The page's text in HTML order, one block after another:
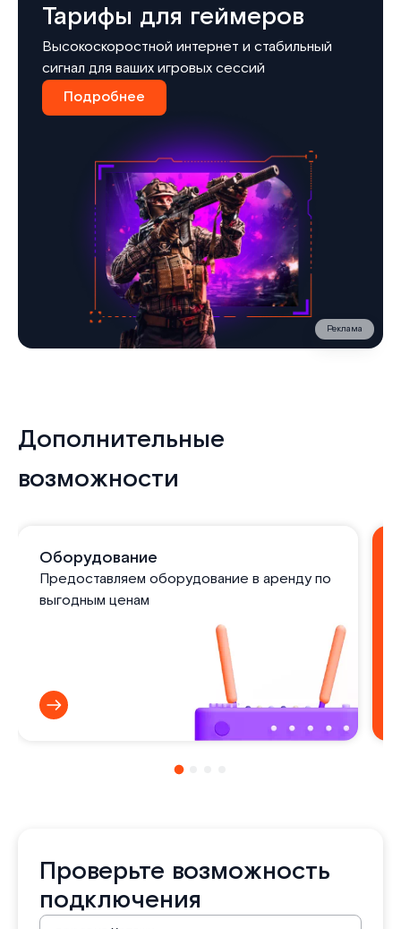
Реклама
Тарифы для геймеров
Высокоскоростной интернет и стабильный
сигнал для ваших игровых сессий
Подробнее
Дополнительные
возможности
Оборудование
Предоставляем оборудование в аренду по
выгодным ценам
Проверьте возможность
подключения